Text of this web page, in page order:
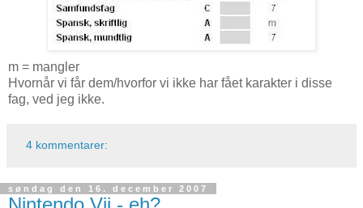
m = mangler
Hvornår vi får dem/hvorfor vi ikke har fået karakter i disse
fag, ved jeg ikke.
4 kommentarer:
søndag den 16. december 2007